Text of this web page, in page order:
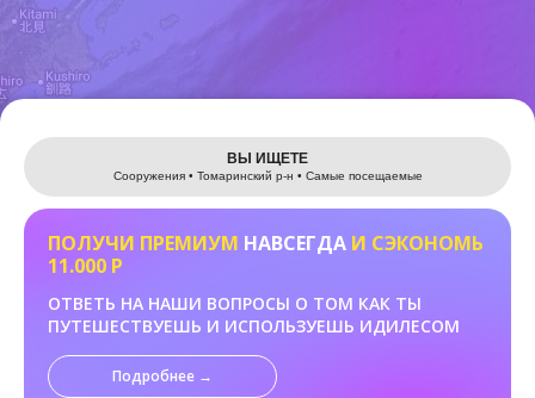
Leaflet
ВЫ ИЩЕТЕ
Сооружения • Томаринский р-н • Самые посещаемые
ПОЛУЧИ ПРЕМИУМ НАВСЕГДА И СЭКОНОМЬ
11.000 Р
ОТВЕТЬ НА НАШИ ВОПРОСЫ О ТОМ КАК ТЫ
ПУТЕШЕСТВУЕШЬ И ИСПОЛЬЗУЕШЬ ИДИЛЕСОМ
Подробнее →